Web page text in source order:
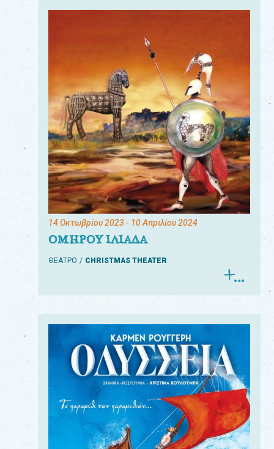
14 Οκτωβρίου 2023- 10 Απριλίου 2024
ΟΜΗΡΟΥ ΙΛΙΑΔΑ
ΘΕΑΤΡΟ CHRISTMAS THEATER